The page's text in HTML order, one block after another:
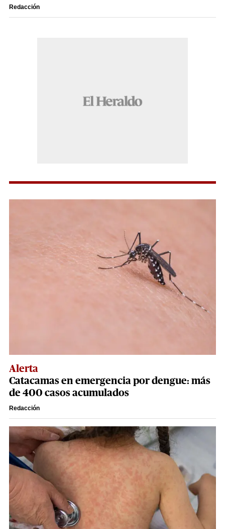
Redacción
Alerta
Catacamas en emergencia por dengue: más
de 400 casos acumulados
Redacción